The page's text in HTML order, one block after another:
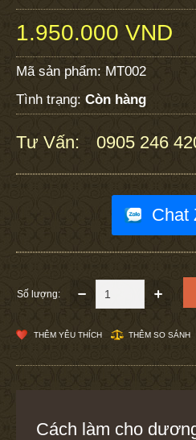
1.950.000 VND
Mã sản phẩm: MT002
Tình trạng: Còn hàng
Tư Vấn: 0905 246
Chat
Số lượng:
THÊM YÊU THÍCH THÊM SO SÁNH
Cách làm cho